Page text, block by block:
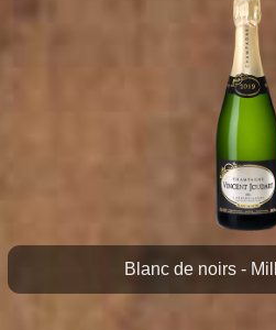
Blanc de noirs -